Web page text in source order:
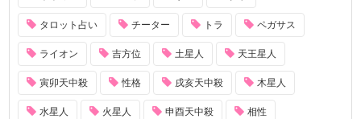
タロット占い チーター トラ ペガサス
ライオン 吉方位 土星人 天王星人
寅卯天中殺 性格 戌亥天中殺 木星人
水星人 火星人 申酉天中殺 相性